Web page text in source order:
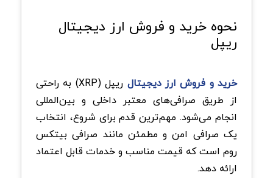
نحوه خرید و فروش ارز دیجیتال
ریپل
خرید و فروش ارز دیجیتال ریپل(XRP) به راحتی
از طریق صرافی‌های معتبر داخلی و بین‌المللی
انجام می‌شود. مهم‌ترین قدم برای شروع، انتخاب
یک صرافی امن و مطمئن مانند صرافی بیتکس
روم است که قیمت مناسب و خدمات قابل اعتماد
ارائه دهد.